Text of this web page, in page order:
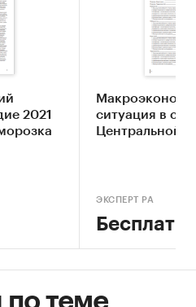
2021
ситуация в
Центральной
ЭКСПЕРТ РА